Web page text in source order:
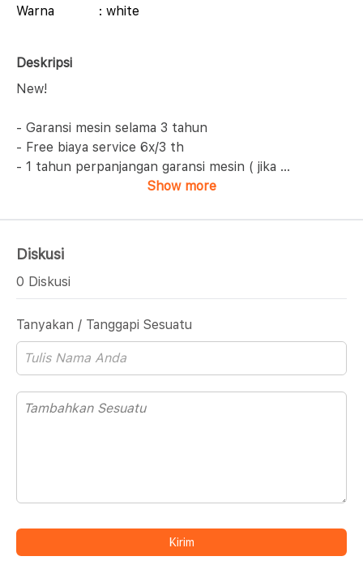
Warna
: white
Deskripsi
New!
- Garansi mesin selama 3 tahun
- Free biaya service 6x/3 th
- 1 tahun perpanjangan garansi mesin ( jika ...
Show more
Diskusi
0 Diskusi
Tanyakan / Tanggapi Sesuatu
Kirim